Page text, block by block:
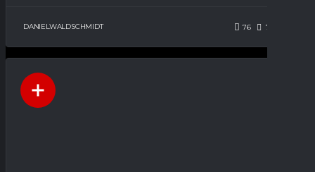
DANIELWALDSCHMIDT 76 78